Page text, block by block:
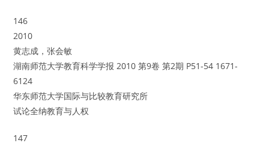
146
2010
黄志成，张会敏
湖南师范大学教育科学学报 2010 第9卷 第2期 P51-54 1671-
6124
华东师范大学国际与比较教育研究所
试论全纳教育与人权
147